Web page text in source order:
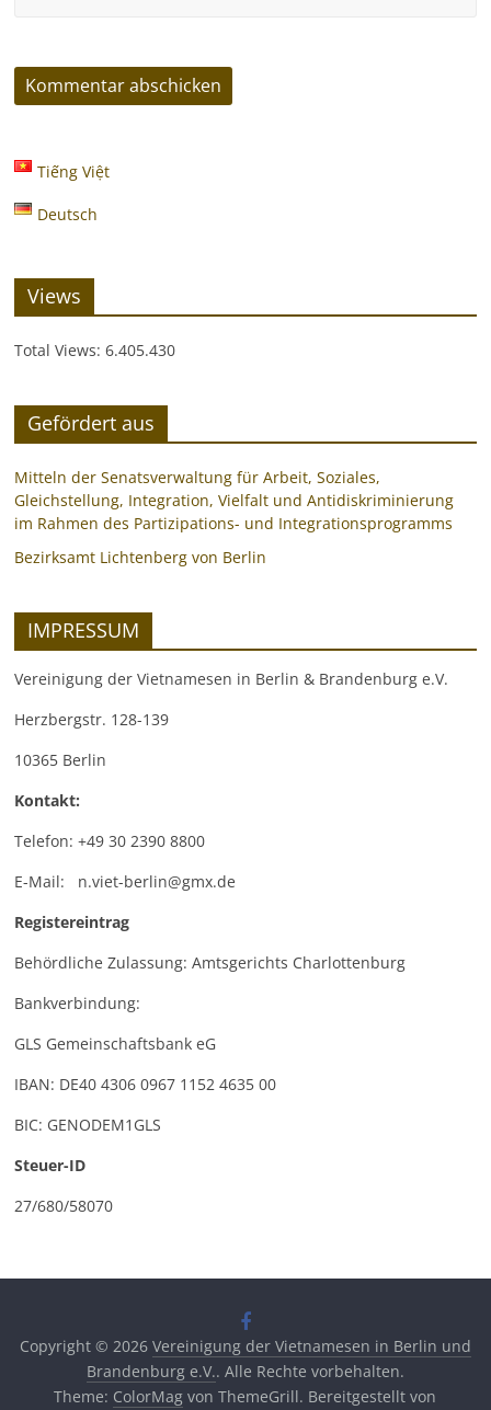
Tiếng Việt
Deutsch
Views
Total Views:6.405.430
Gefördert aus
Mitteln der Senatsverwaltung für Arbeit, Soziales,
Gleichstellung, Integration, Vielfalt und Antidiskriminierung
im Rahmen des Partizipations- und Integrationsprogramms
Bezirksamt Lichtenberg von Berlin
IMPRESSUM
Vereinigung der Vietnamesen in Berlin & Brandenburg e.V.
Herzbergstr. 128-139
10365 Berlin
Kontakt:
Telefon: +49 30 2390 8800
E-Mail: n.viet-berlin@gmx.de
Registereintrag
Behördliche Zulassung: Amtsgerichts Charlottenburg
Bankverbindung:
GLS Gemeinschaftsbank eG
IBAN: DE40 4306 0967 1152 4635 00
BIC: GENODEM1GLS
Steuer-ID
27/680/58070
Copyright © 2026 Vereinigung der Vietnamesen in Berlin und
Brandenburg e.V.. Alle Rechte vorbehalten.
Theme: ColorMag von ThemeGrill. Bereitgestellt von